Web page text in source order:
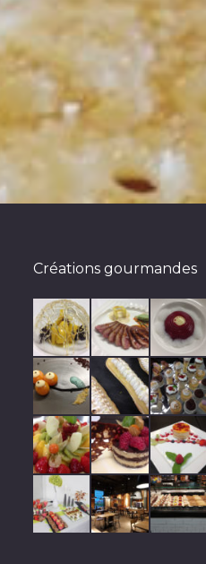
Créations gourmandes